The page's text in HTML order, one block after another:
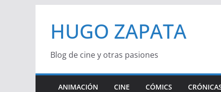
contenido
HUGO ZAPATA
Blog de cine y otras pasiones
ANIMACIÓN CINE CÓMICS